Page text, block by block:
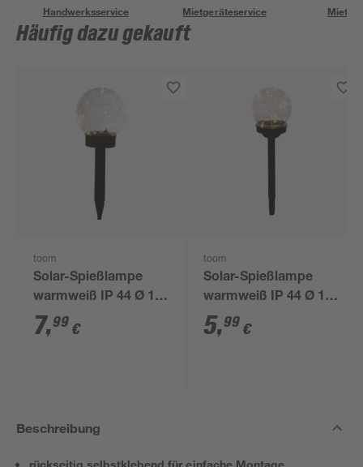
Handwerksservice Mietgeräteservice
Häufig dazu gekauft
toom
Solar-Spießlampe
warmweiß IP 44 Ø 15
x 44 cm
7,99 €
toom
Solar-Spießlampe
warmweiß IP 44 Ø 10
x 39 cm
5,99 €
Beschreibung
rückseitig selbstklebend für einfache Montage